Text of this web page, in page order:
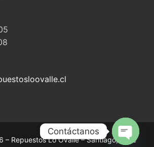
Repuestos Lo Ovalle – Santiago, Chile
Contáctanos